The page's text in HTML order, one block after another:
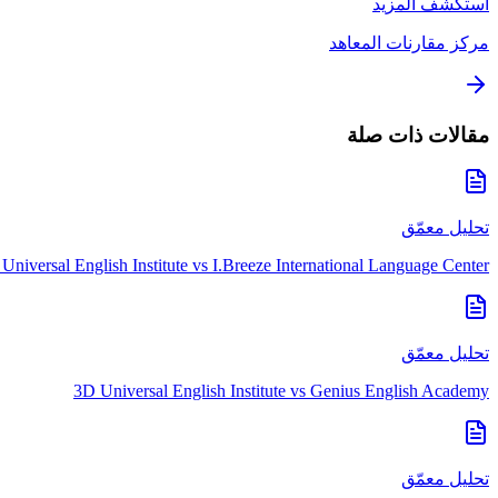
استكشف المزيد
مركز مقارنات المعاهد
مقالات ذات صلة
تحليل معمّق
English Institute vs I.Breeze International Language Center
تحليل معمّق
3D Universal English Institute vs Genius English Academy
تحليل معمّق